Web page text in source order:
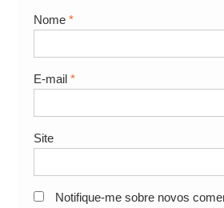
Nome *
E-mail *
Site
Notifique-me sobre novos